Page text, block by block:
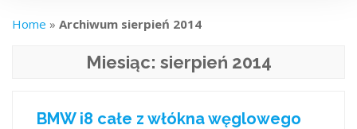
Home » Archiwum sierpień 2014
Miesiąc: sierpień 2014
BMW i8 całe z włókna węglowego